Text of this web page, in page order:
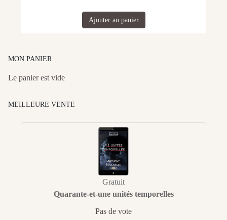
Ajouter au panier
MON PANIER
Le panier est vide
MEILLEURE VENTE
Gratuit
Quarante-et-une unités temporelles
Pas de vote